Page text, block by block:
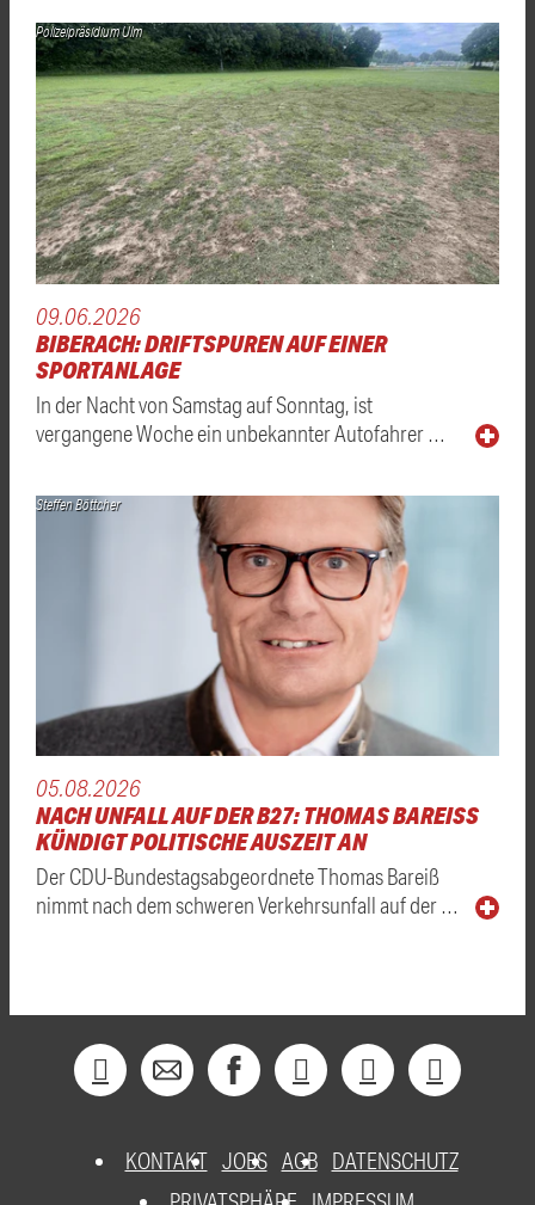
Polizeipräsidium Ulm
09.06.2026
BIBERACH: DRIFTSPUREN AUF EINER
SPORTANLAGE
In der Nacht von Samstag auf Sonntag, ist
vergangene Woche ein unbekannter Autofahrer …
Steffen Böttcher
05.08.2026
NACH UNFALL AUF DER B27: THOMAS BAREISS K
ÜNDIGT POLITISCHE AUSZEIT AN
Der CDU-Bundestagsabgeordnete Thomas Bareiß
nimmt nach dem schweren Verkehrsunfall auf der …
KONTAKT JOBS AGB DATENSCHUTZ